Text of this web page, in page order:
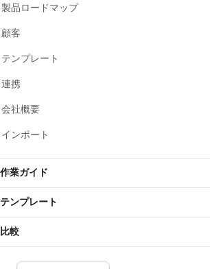
製品ロードマップ
顧客
テンプレート
連携
会社概要
インポート
作業ガイド
テンプレート
比較